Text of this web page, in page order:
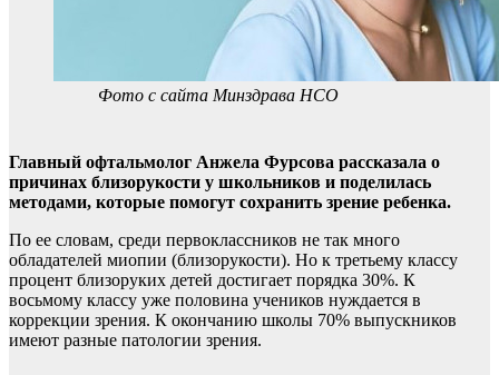
Фото с сайта Минздрава НСО
Главный офтальмолог Анжела Фурсова рассказала о
причинах близорукости у школьников и поделилась
методами, которые помогут сохранить зрение ребенка.
По ее словам, среди первоклассников не так много
обладателей миопии (близорукости). Но к третьему классу
процент близоруких детей достигает порядка 30%. К
восьмому классу уже половина учеников нуждается в
коррекции зрения. К окончанию школы 70% выпускников
имеют разные патологии зрения.